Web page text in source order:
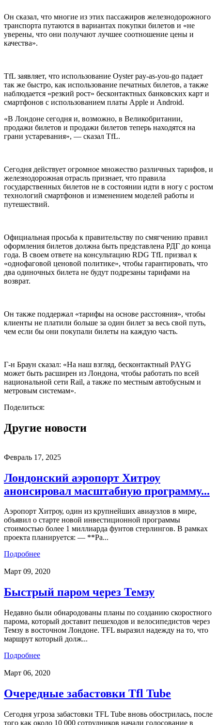
Он сказал, что многие из этих пассажиров железнодорожного
транспорта путаются в вариантах покупки билетов и «не
уверены, что они получают лучшее соотношение цены и
качества».
TfL заявляет, что использование Oyster pay-as-you-go падает
так же быстро, как использование печатных билетов, а также
наблюдается «резкий рост» бесконтактных банковских карт и
смартфонов с использованием платы Apple и Android.
«В Лондоне сегодня и, возможно, в Великобритании,
продажи билетов и продажи билетов теперь находятся на
грани устаревания», — сказал TfL.
Сегодня действует огромное множество различных тарифов, и
железнодорожная отрасль признает, что правила
государственных билетов не в состоянии идти в ногу с ростом
технологий смартфонов и изменением моделей работы и
путешествий.
Официальная просьба к правительству по смягчению правил
оформления билетов должна быть представлена ​​РДГ до конца
года. В своем ответе на консультацию RDG TfL призвал к
«однофаговой ценовой политике», чтобы гарантировать, что
два одиночных билета не будут подрезаны тарифами на
возврат.
Он также поддержал «тарифы на основе расстояния», чтобы
клиенты не платили больше за один билет за весь свой путь,
чем если бы они покупали билеты на каждую часть.
Г-н Браун сказал: «На наш взгляд, бесконтактный PAYG
может быть расширен из Лондона, чтобы работать по всей
национальной сети Rail, а также по местным автобусным и
метровым системам».
Поделиться:
Другие новости
Февраль 17, 2025
Лондонский аэропорт Хитроу
анонсировал масштабную программу...
Аэропорт Хитроу, один из крупнейших авиаузлов в мире,
объявил о старте новой инвестиционной программы
стоимостью более 1 миллиарда фунтов стерлингов. В рамках
проекта планируется: — **Ра...
Подробнее
Март 09, 2020
Быстрый паром через Темзу
Недавно были обнародованы планы по созданию скоростного
парома, который доставит пешеходов и велосипедистов через
Темзу в восточном Лондоне. TFL выразил надежду на то, что
маршрут который долж...
Подробнее
Март 06, 2020
Очередные забастовки Tfl Tube
Сегодня угроза забастовки TFL Tube вновь обострилась, после
того как около 10 000 сотрудников начали голосование в